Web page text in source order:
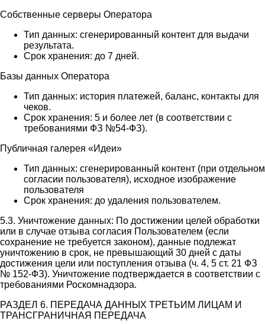
Собственные серверы Оператора
Тип данных: сгенерированный контент для выдачи
результата.
Срок хранения: до 7 дней.
Базы данных Оператора
Тип данных: история платежей, баланс, контакты для
чеков.
Срок хранения: 5 и более лет (в соответствии с
требованиями ФЗ №54-ФЗ).
Публичная галерея «Идеи»
Тип данных: сгенерированный контент (при отдельном
согласии пользователя), исходное изображение
пользователя
Срок хранения: до удаления пользователем.
5.3. Уничтожение данных: По достижении целей обработки
или в случае отзыва согласия Пользователем (если
сохранение не требуется законом), данные подлежат
уничтожению в срок, не превышающий 30 дней с даты
достижения цели или поступления отзыва (ч. 4, 5 ст. 21 ФЗ
№ 152-ФЗ). Уничтожение подтверждается в соответствии с
требованиями Роскомнадзора.
РАЗДЕЛ 6. ПЕРЕДАЧА ДАННЫХ ТРЕТЬИМ ЛИЦАМ И
ТРАНСГРАНИЧНАЯ ПЕРЕДАЧА